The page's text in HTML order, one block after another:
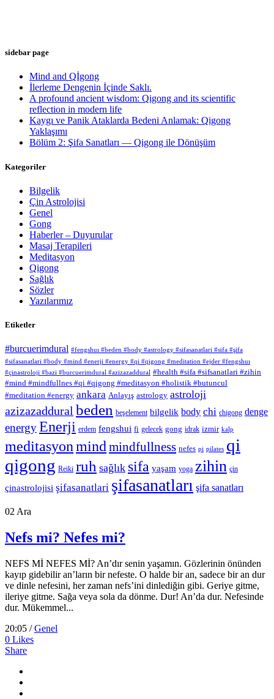
sidebar page
Mind and Qİgong
İlerleme Dengenin İçinde Saklı.
A profound ancient wisdom: Qigong and its scientific
reflection in modern life
Kaygı ve Panik Ataklarda Bedeni Anlamak: Qigong
Yaklaşımı
Bölüm 2: Şifa Sanatları — Qigong ile Dönüşüm
Kategoriler
Bilgelik
Çin Astrolojisi
Genel
Gong
Haberler – Duyurular
Masaj Terapileri
Meditasyon
Qigong
Sağlık
Sözler
Yazılarımız
Etiketler
#burcuerimdural #fengshuı #beden #body #astrology #sifasanatlari #sifa #şifa
#sifasanatlari #body #mind #enerji #energy #qi #qigong #meditation #ejder #fengshuı
#çinastroloji #bazi #burcuerimdural #azizazaddural #health #sifa #sifsanatlari #zihin
#mind #mindfullnes #qi #qigong #meditasyon #holistik #butuncul
#meditation #energy ankara Anlayış astrology astroloji
azizazaddural beden beşelement bilgelik body chi chigong denge
energyEnerji erdem fengshui fi gelecek gong idrak izmir kalp
meditasyonmind mindfullness nefes pi pilates qi
qigong Reiki ruh sağlık sifa yaşam yoga zihin çin
çinastrolojisi şifasanatlari şifasanatları şifa sanatları
02 Ara
Nefs mi? Nefes mi?
NEFS Mİ NEFES Mİ? An’dır senin yaşamın. Gözlerinin önünden
kayıp gidebilir an’ların bir nefeste. O halde bir an, sadece bir an dur
ve dinle nefesini, her zaman nefs’ini dinlediğin gibi. Geriye gitme,
ileriye gitme. Sağa veya sola da dönme. Dur! An’da dur. Nefesinde
dur. Mükemmel...
20:05 /Genel
0 Likes
Share